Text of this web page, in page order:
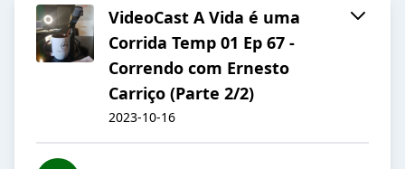
VideoCast A Vida é uma
Corrida Temp 01 Ep 67 -
Correndo com Ernesto
Carriço (Parte 2/2)
2023-10-16